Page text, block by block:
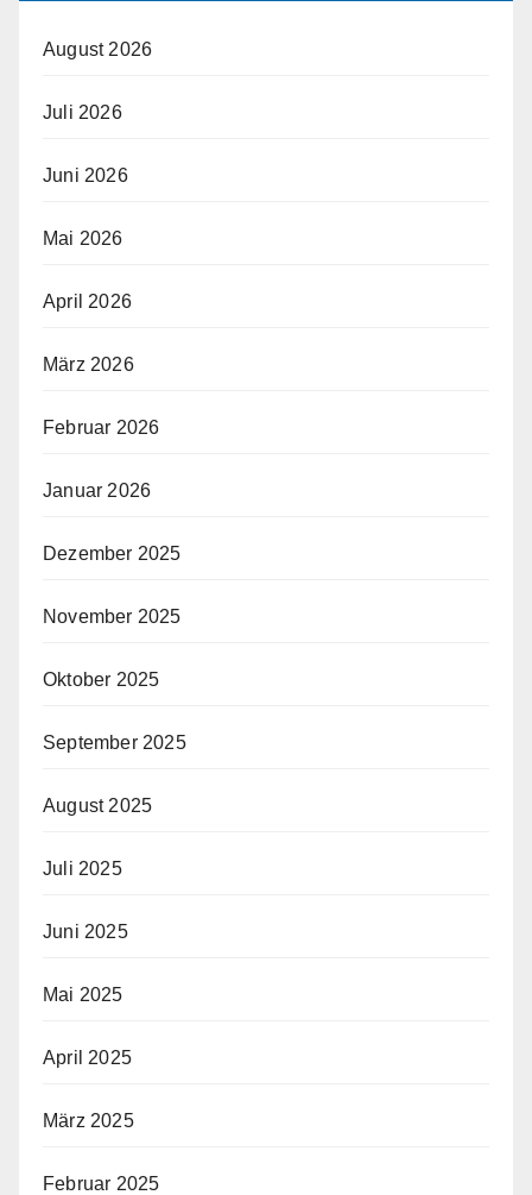
August 2026
Juli 2026
Juni 2026
Mai 2026
April 2026
März 2026
Februar 2026
Januar 2026
Dezember 2025
November 2025
Oktober 2025
September 2025
August 2025
Juli 2025
Juni 2025
Mai 2025
April 2025
März 2025
Februar 2025